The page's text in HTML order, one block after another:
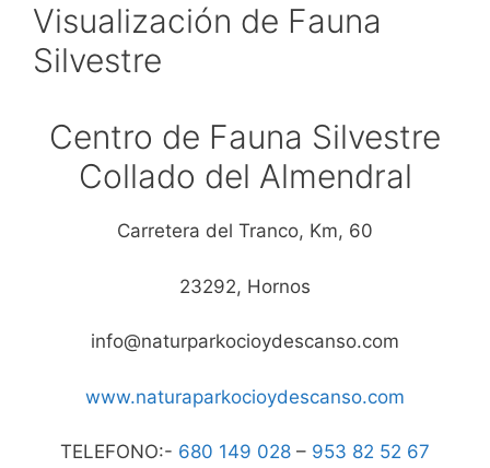
Visualización de Fauna
Silvestre
Centro de Fauna Silvestre
Collado del Almendral
Carretera del Tranco, Km, 60
23292, Hornos
info@naturparkocioydescanso.com
www.naturaparkocioydescanso.com
TELEFONO:- 680 149 028 – 953 82 52 67